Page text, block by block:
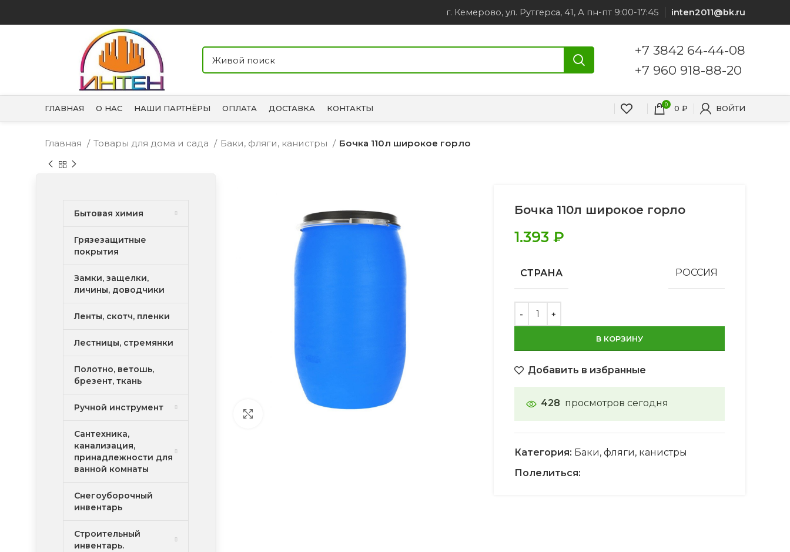
г. Кемерово, ул. Рутгерса, 41, А пн-пт 9:00-17:45 inten2011@bk.ru
+7 3842 64-44-08
+7 960 918-88-20
ГЛАВНАЯ О НАС НАШИ ПАРТНЁРЫ ОПЛАТА ДОСТАВКА КОНТАКТЫ 0 0 ₽ ВОЙТИ
Главная Товары для дома и сада Баки, фляги, канистры Бочка 110л широкое горло
Бочка 110л широкое горло
1.393 ₽
СТРАНА РОССИЯ
В КОРЗИНУ
Добавить в избранные
428 просмотров сегодня
Категория: Баки, фляги, канистры
Полелиться:
Бытовая химия
Грязезащитные
покрытия
Замки, защелки,
личины, доводчики
Ленты, скотч, пленки
Лестницы, стремянки
Полотно, ветошь,
брезент, ткань
Ручной инструмент
Сантехника,
канализация,
принадлежности для
ванной комнаты
Снегоуборочный
инвентарь
Строительный
инвентарь.